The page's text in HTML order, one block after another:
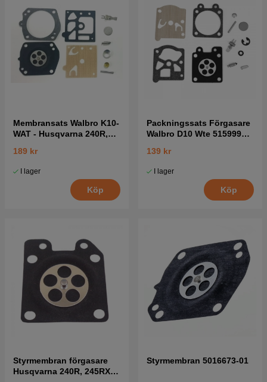
Membransats Walbro K10-
WAT - Husqvarna 240R,
189 kr
I lager
Köp
Packningssats Förgasare
Walbro D10 Wte 5159996-
139 kr
I lager
Köp
Styrmembran förgasare
Husqvarna 240R, 245RX,
Styrmembran 5016673-01